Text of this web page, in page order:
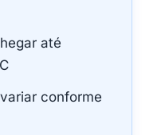
até
conforme